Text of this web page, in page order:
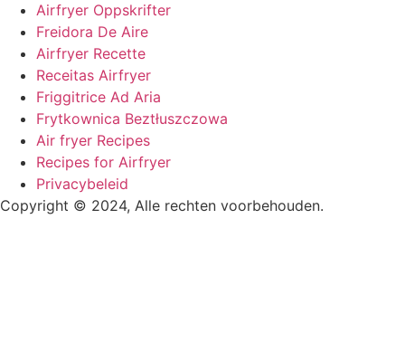
Airfryer Oppskrifter
Freidora De Aire
Airfryer Recette
Receitas Airfryer
Friggitrice Ad Aria
Frytkownica Beztłuszczowa
Air fryer Recipes
Recipes for Airfryer
Privacybeleid
Copyright © 2024, Alle rechten voorbehouden.